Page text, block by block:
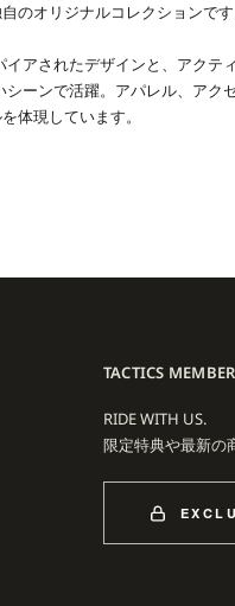
のオリジナルコレクションです
アされたデザインと、アク
ーンで活躍。アパレル、ア
体現しています。
、LIB TECH、UNION、SANTA
徴的なラインです。
TACTICS
RIDE WITH US.
限定特典や最新の